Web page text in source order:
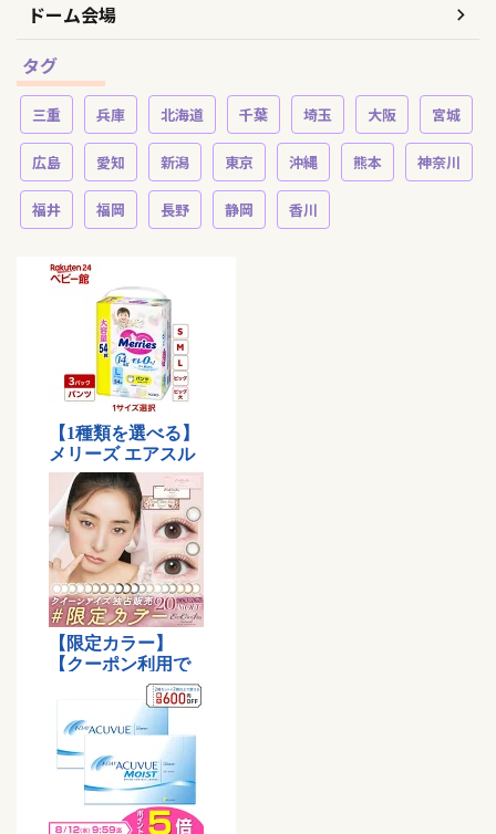
ドーム会場
タグ
三重 兵庫 北海道 千葉 埼玉 大阪 宮城
広島 愛知 新潟 東京 沖縄 熊本 神奈川
福井 福岡 長野 静岡 香川